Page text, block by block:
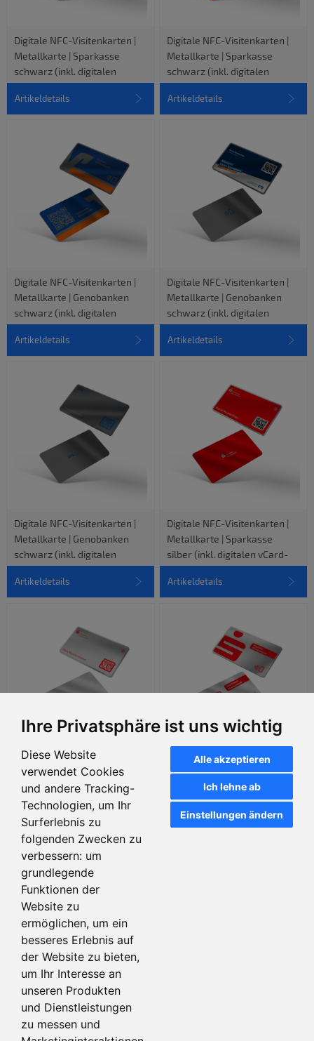
Ihre Privatsphäre ist uns wichtig
Diese Website
verwendet Cookies
und andere Tracking-
Technologien, um Ihr
Surferlebnis zu
folgenden Zwecken zu
verbessern: um
grundlegende
Funktionen der
Website zu
ermöglichen, um ein
besseres Erlebnis auf
der Website zu bieten,
um Ihr Interesse an
unseren Produkten
und Dienstleistungen
zu messen und
Alle akzeptieren
Ich lehne ab
Einstellungen ändern
Digitale NFC-Visitenkarten |
Metallkarte | Sparkasse
schwarz (inkl. digitalen
vCard-Profil)
Artikeldetails
Digitale NFC-Visitenkarten |
Metallkarte | Sparkasse
schwarz (inkl. digitalen
vCard-Profil)
Artikeldetails
Digitale NFC-Visitenkarten |
Metallkarte | Genobanken
schwarz (inkl. digitalen
vCard-Profil)
Artikeldetails
Digitale NFC-Visitenkarten |
Metallkarte | Genobanken
schwarz (inkl. digitalen
vCard-Profil)
Artikeldetails
Digitale NFC-Visitenkarten |
Metallkarte | Genobanken
schwarz (inkl. digitalen
vCard-Profil)
Artikeldetails
Digitale NFC-Visitenkarten |
Metallkarte | Sparkasse
silber (inkl. digitalen vCard-
Profil)
Artikeldetails
Digitale NFC-Visitenkarten |
Metallkarte | Sparkasse
silber (inkl. digitalen vCard-
Profil)
Artikeldetails
Digitale NFC-Visitenkarten |
Metallkarte | Sparkasse
silber (inkl. digitalen vCard-
Profil)
Artikeldetails
Digitale NFC-Visitenkarten |
Metallkarte | Sparkasse
silber (inkl. digitalen vCard-